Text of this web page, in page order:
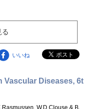
いいね
Vascular Diseases, 6t
W.D.Clouse & B.